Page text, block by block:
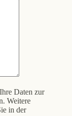
Daten zur
Weitere
in der